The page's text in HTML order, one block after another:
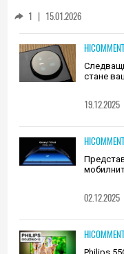
1 | 15.01.2026
стане
19.12.2025
02.12.2025